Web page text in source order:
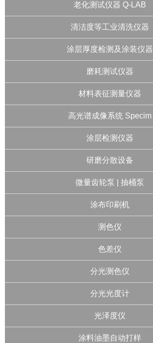
老化测试仪器 Q-LAB
清洁度等工业清洗仪器
涂层厚度检测及涂装仪器
磨耗测试仪器
材料表征测量仪器
高光谱成像系统 Specim
涂层检测仪器
研磨分散设备
微量齿轮泵 | 抽桶泵
涂布印刷机
测色仪
色差仪
分光测色仪
分光光度计
光泽度仪
涂料油墨自动打样